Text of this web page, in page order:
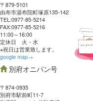
〒879-5101
由布市湯布院町塚原135-142
TEL:0977‐85-5214
FAX:0977‐85-5216
11:00～16:00
定休日 火・水
※祝日は営業致します。
google map→
別府オニパン号
〒874-0935
別府市駅前町11-7